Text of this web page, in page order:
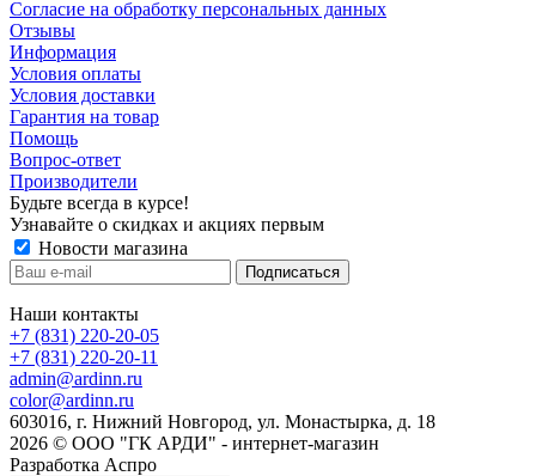
Cогласие на обработку персональных данных
Отзывы
Информация
Условия оплаты
Условия доставки
Гарантия на товар
Помощь
Вопрос-ответ
Производители
Будьте всегда в курсе!
Узнавайте о скидках и акциях первым
Новости магазина
Наши контакты
+7 (831) 220-20-05
+7 (831) 220-20-11
admin@ardinn.ru
color@ardinn.ru
603016, г. Нижний Новгород, ул. Монастырка, д. 18
2026 © ООО "ГК АРДИ" - интернет-магазин
Разработка Аспро